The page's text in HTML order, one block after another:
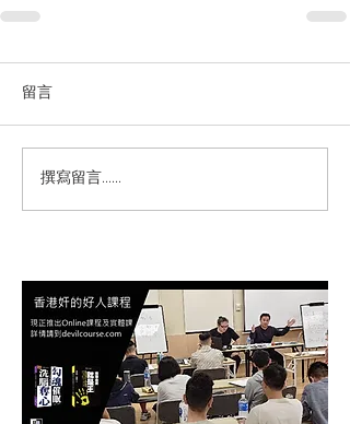
留言
撰寫留言......